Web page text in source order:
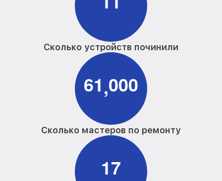
Сколько устройств починили
61,000
Сколько мастеров по ремонту
17